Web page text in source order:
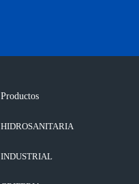
Productos
HIDROSANITARIA
INDUSTRIAL